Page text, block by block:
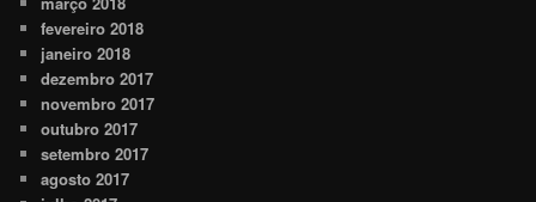
fevereiro 2018
janeiro 2018
dezembro 2017
novembro 2017
outubro 2017
setembro 2017
agosto 2017